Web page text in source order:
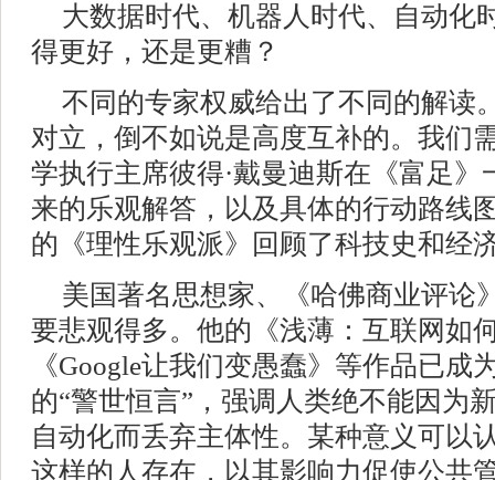
大数据时代、机器人时代、自动化
得更好，还是更糟？
不同的专家权威给出了不同的解读
对立，倒不如说是高度互补的。我们
学执行主席彼得·戴曼迪斯在《富足
来的乐观解答，以及具体的行动路线
的《理性乐观派》回顾了科技史和经
美国著名思想家、《哈佛商业评论
要悲观得多。他的《浅薄：互联网如
《Google让我们变愚蠢》等作品已成
的“警世恒言”，强调人类绝不能因为
自动化而丢弃主体性。某种意义可以
这样的人存在，以其影响力促使公共